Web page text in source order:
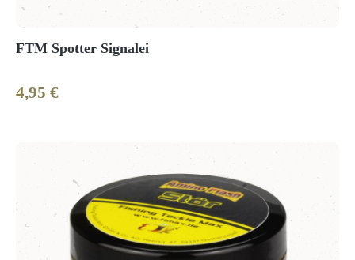
FTM Spotter Signalei
Regulärer Preis:
4,95 €